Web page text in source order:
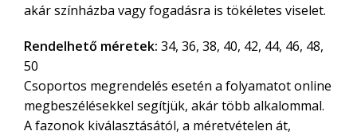
akár színházba vagy fogadásra is tökéletes viselet.
Rendelhető méretek: 34, 36, 38, 40, 42, 44, 46, 48,
50
Csoportos megrendelés esetén a folyamatot online
megbeszélésekkel segítjük, akár több alkalommal.
A fazonok kiválasztásától, a méretvételen át,